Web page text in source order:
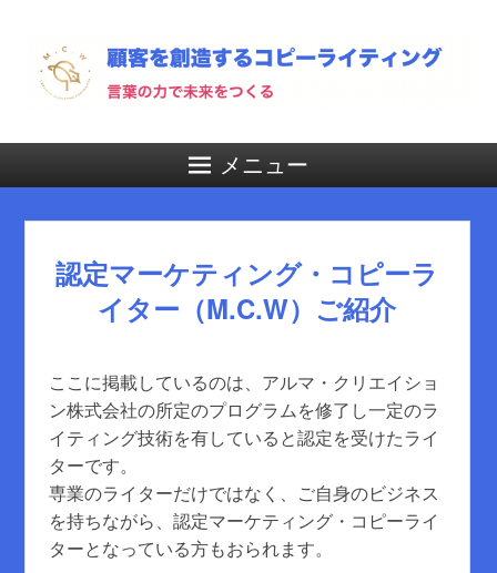
メニュー
認定マーケティング・コピーラ
イター（M.C.W）ご紹介
ここに掲載しているのは、アルマ・クリエイショ
ン株式会社の所定のプログラムを修了し一定のラ
イティング技術を有していると認定を受けたライ
ターです。
専業のライターだけではなく、ご自身のビジネス
を持ちながら、認定マーケティング・コピーライ
ターとなっている方もおられます。